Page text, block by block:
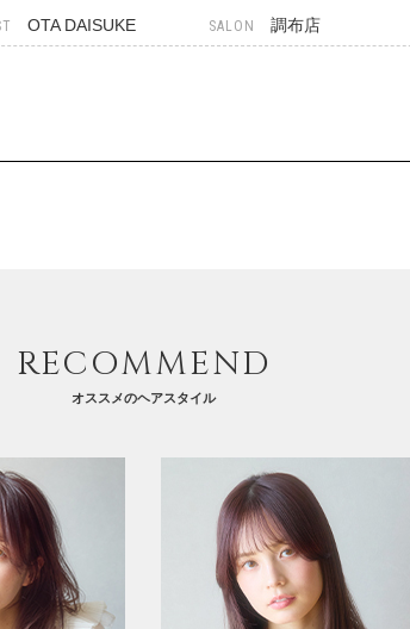
OTA DAISUKE SALON 調布店
RECOMMEND
オススメのヘアスタイル